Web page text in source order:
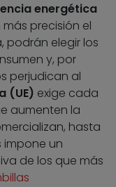
energética
precisión el
podrán elegir los
y, por
perjudican al
(UE) exige cada
aumenten la
hasta
impone un
de los que más